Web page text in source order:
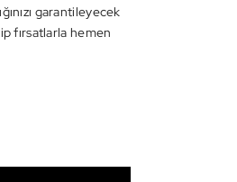
garantileyecek
fırsatlarla hemen